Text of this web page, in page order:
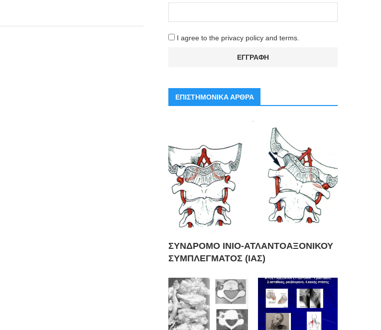
I agree to the privacy policy and terms.
ΕΠΙΣΤΗΜΟΝΙΚΑ ΑΡΘΡΑ
ΣΥΝΔΡΟΜΟ ΙΝΙΟ-ΑΤΛΑΝΤΟΑΞΟΝΙΚΟΥ
ΣΥΜΠΛΕΓΜΑΤΟΣ (ΙΑΣ)